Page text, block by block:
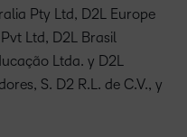
Pty Ltd, D2L Europe
Ltd, D2L Brasil
Ltda. y D2L
S. D2 R.L. de C.V., y